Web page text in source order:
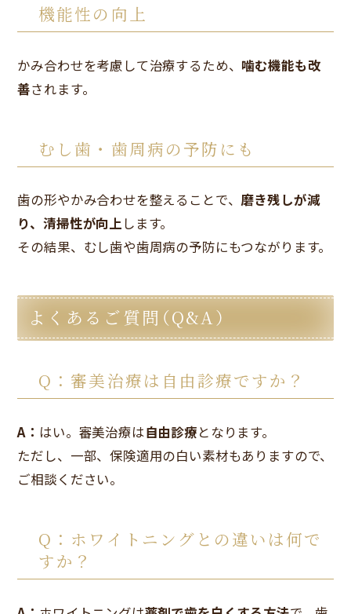
機能性の向上
かみ合わせを考慮して治療するため、 噛む機能も改
善されます。
むし歯・歯周病の予防にも
歯の形やかみ合わせを整えることで、 磨き残しが減
り、清掃性が向上 します。
その結果、むし歯や歯周病の予防にもつながります。
よくあるご質問（Q&A）
Q：審美治療は自由診療ですか？
A： はい。審美治療は自由診療となります。
ただし、一部、保険適用の白い素材もありますので、
ご相談ください。
Q：ホワイトニングとの違いは何で
すか？